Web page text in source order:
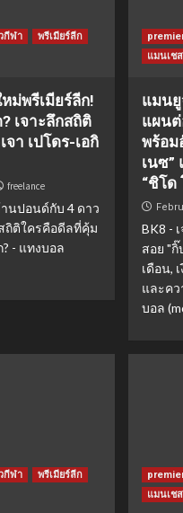
กีฬา
พรีเมียร์ลีก
ม่พรีเมียร์ลีก!
เจาะลึกสถิติ
จา เปโดร-เอกิ
freelance
านปอนด์กับ 4 ดาว
ถิติใครคือดีลที่คุ้ม
- แทงบอล
แมนเช
แมนยู
แผนต่
พร้อม
เนซ”
“ชิโด
BK8 -
สอย "
เดือน,
และค
บอล
กีฬา
พรีเมียร์ลีก
แมนเช